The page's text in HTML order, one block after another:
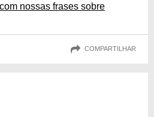
nossas frases sobre
COMPARTILHAR